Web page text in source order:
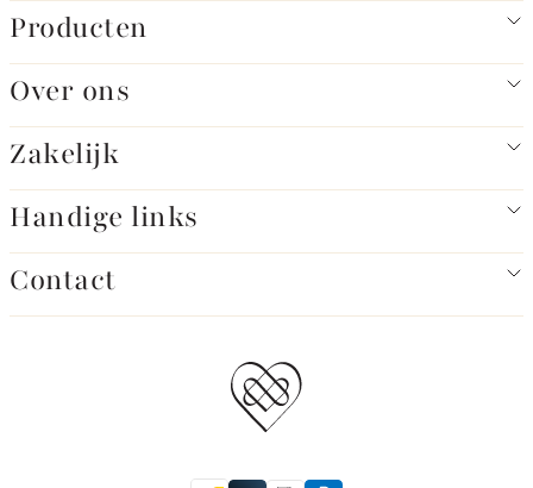
Producten
Over ons
Zakelijk
Handige links
Contact